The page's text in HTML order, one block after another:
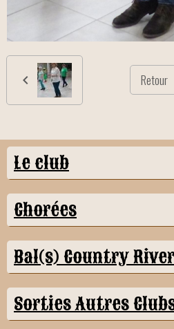
Retour
Le club
Chorées
Bal(s) Country
Sorties Autres